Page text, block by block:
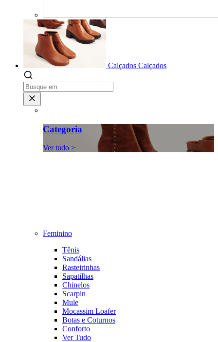
Calçados Calçados
Categoria
Ver tudo >
Feminino
Tênis
Sandálias
Rasteirinhas
Sapatilhas
Chinelos
Scarpin
Mule
Mocassim Loafer
Botas e Coturnos
Conforto
Ver Tudo